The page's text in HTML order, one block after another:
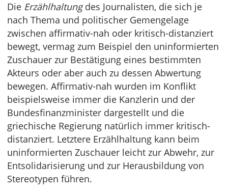
Die Erzählhaltungdes Journalisten, die sich je
nach Thema und politischer Gemengelage
zwischen affirmativ-nah oder kritisch-distanziert
bewegt, vermag zum Beispiel den uninformierten
Zuschauer zur Bestätigung eines bestimmten
Akteurs oder aber auch zu dessen Abwertung
bewegen. Affirmativ-nah wurden im Konflikt
beispielsweise immer die Kanzlerin und der
Bundesfinanzminister dargestellt und die
griechische Regierung natürlich immer kritisch-
distanziert. Letztere Erzählhaltung kann beim
uninformierten Zuschauer leicht zur Abwehr, zur
Entsolidarisierung und zur Herausbildung von
Stereotypen führen.